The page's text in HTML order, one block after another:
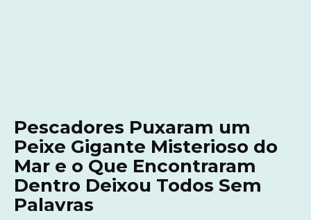
Pescadores Puxaram um
Peixe Gigante Misterioso do
Mar e o Que Encontraram
Dentro Deixou Todos Sem
Palavras